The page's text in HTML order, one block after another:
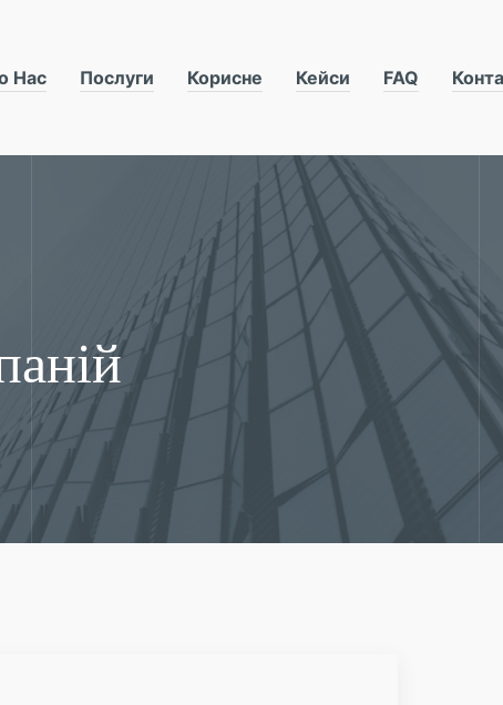
Нас Послуги Корисне Кейси FAQ